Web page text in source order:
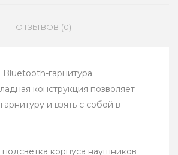
ОТЗЫВОВ (0)
гарнитура
конструкция позволяет
и взять с собой в
корпуса наушников